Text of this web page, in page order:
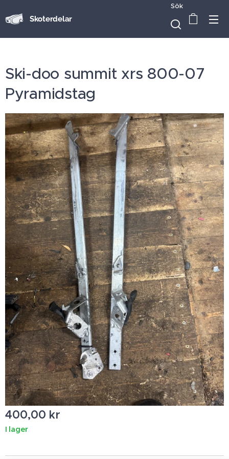
Skoterdelar
Sök
Ski-doo summit xrs 800-07
Pyramidstag
400,00 kr
I lager